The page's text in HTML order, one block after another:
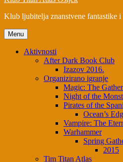
Klub ljubitelja znanstvene fantastike
Menu
Aktivnosti
After Dark Book Club
Izazov 2016.
Organizirano igranje
Magic: The
Night of the
Pirates of the
Ocean’s
Vampire: The
Warhammer
Spring
2015
Tim Titan Atlas